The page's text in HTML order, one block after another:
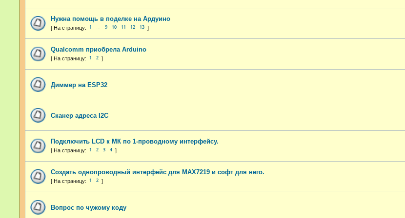
Нужна помощь в поделке на Ардуино
1 9 10 11 12 13
Qualcomm приобрела Arduino
1 2
Диммер на ESP32
Сканер адреса I2C
Подключить LCD к МК по 1-проводному интерфейсу.
1 2 3 4
Создать однопроводный интерфейс для MAX7219 и софт для него.
1 2
Вопрос по чужому коду